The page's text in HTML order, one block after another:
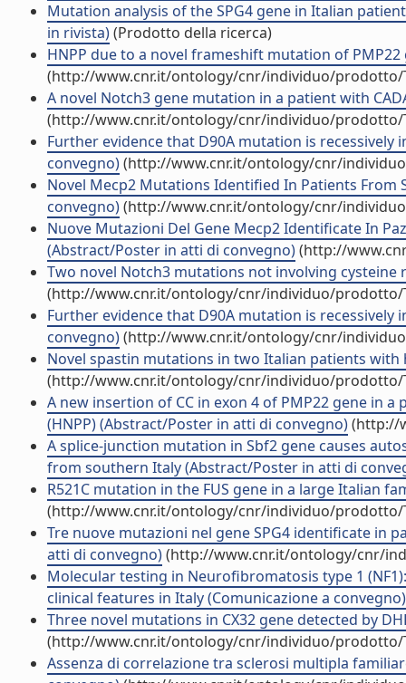
Mutation analysis of the SPG4 gene in Italian
in rivista)(Prodotto della ricerca)
HNPP due to a novel frameshift mutation of
(http://www.cnr.it/ontology/cnr/individuo/prodotto/
A novel Notch3 gene mutation in a patient with
(http://www.cnr.it/ontology/cnr/individuo/prodotto/
Further evidence that D90A mutation is
convegno)(http://www.cnr.it/ontology/cnr/
Novel Mecp2 Mutations Identified In Patients
convegno)(http://www.cnr.it/ontology/cnr/
Nuove Mutazioni Del Gene Mecp2 Identificate In
(Abstract/Poster in atti di convegno)(http://
Two novel Notch3 mutations not involving cysteine
(http://www.cnr.it/ontology/cnr/individuo/prodotto/
Further evidence that D90A mutation is
convegno)(http://www.cnr.it/ontology/cnr/
Novel spastin mutations in two Italian patients
(http://www.cnr.it/ontology/cnr/individuo/prodotto/
A new insertion of CC in exon 4 of PMP22 gene in
(HNPP) (Abstract/Poster in atti di convegno)(http://
A splice-junction mutation in Sbf2 gene causes
from southern Italy (Abstract/Poster in atti di
R521C mutation in the FUS gene in a large Italian
(http://www.cnr.it/ontology/cnr/individuo/prodotto/
Tre nuove mutazioni nel gene SPG4 identificate in
atti di convegno)(http://www.cnr.it/ontology/cnr/
Molecular testing in Neurofibromatosis type 1
clinical features in Italy (Comunicazione a convegno)
Three novel mutations in CX32 gene detected by
(http://www.cnr.it/ontology/cnr/individuo/prodotto/
Assenza di correlazione tra sclerosi multipla